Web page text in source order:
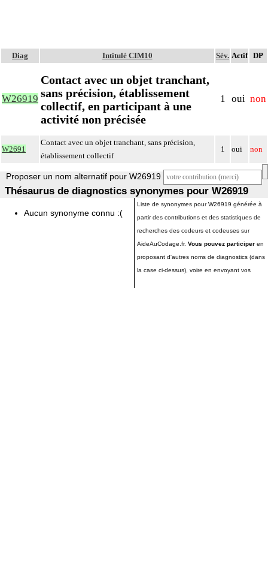
Diag Intitulé CIM10 Sév. Actif DP
W26919
Contact avec un objet tranchant,
sans précision, établissement
collectif, en participant à une
activité non précisée
1 oui non
W2691
Contact avec un objet tranchant, sans précision,
établissement collectif
1 oui non
Proposer un nom alternatif pour W26919
Thésaurus de diagnostics synonymes pour W26919
Aucun synonyme connu :(
Liste de synonymes pour W26919 générée à
partir des contributions et des statistiques de
recherches des codeurs et codeuses sur
AideAuCodage.fr. Vous pouvez participer en
proposant d'autres noms de diagnostics (dans
la case ci-dessus), voire en envoyant vos